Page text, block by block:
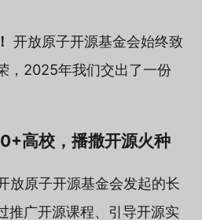
开放原子开源基金会始终致
，2025年我们交出了一份
高校，播撒开源火种
放原子开源基金会发起的长
推广开源课程、引导开源实